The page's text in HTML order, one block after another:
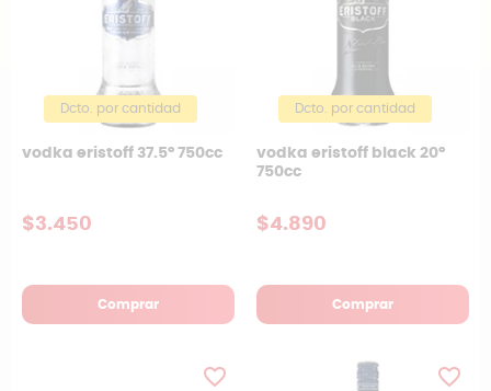
Dcto. por cantidad
vodka eristoff 37.5° 750cc
$3.450
Comprar
Dcto. por cantidad
vodka eristoff black 20°
750cc
$4.890
Comprar
favorite_border favorite_border